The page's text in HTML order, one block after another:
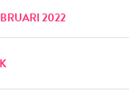
2022